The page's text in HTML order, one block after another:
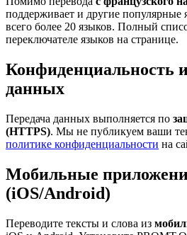
поддерживает и другие
всего более 20 языков. Полный
переключателе языков на странице.
Конфиденциальность
данных
Передача данных выполняется по
(HTTPS). Мы не публикуем ваши
политике конфиденциальности на
Мобильные
(iOS/Android)
Переводите тексты и слова из